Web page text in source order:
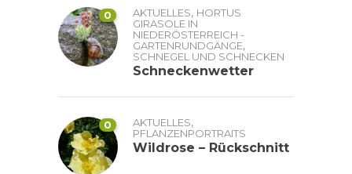
0 AKTUELLES, HORTUS
GIRASOLE IN
NIEDERÖSTERREICH -
GARTENRUNDGÄNGE,
SCHNEGEL UND SCHNECKEN
Schneckenwetter
0 AKTUELLES,
PFLANZENPORTRAITS
Wildrose – Rückschnitt